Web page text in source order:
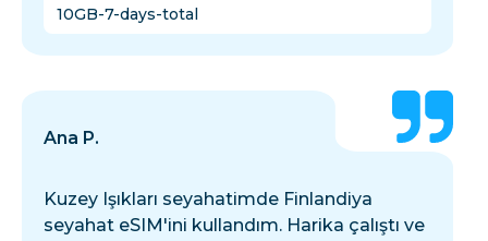
10GB-7-days-total
Ana P.
Kuzey Işıkları seyahatimde Finlandiya
seyahat eSIM'ini kullandım. Harika çalıştı ve